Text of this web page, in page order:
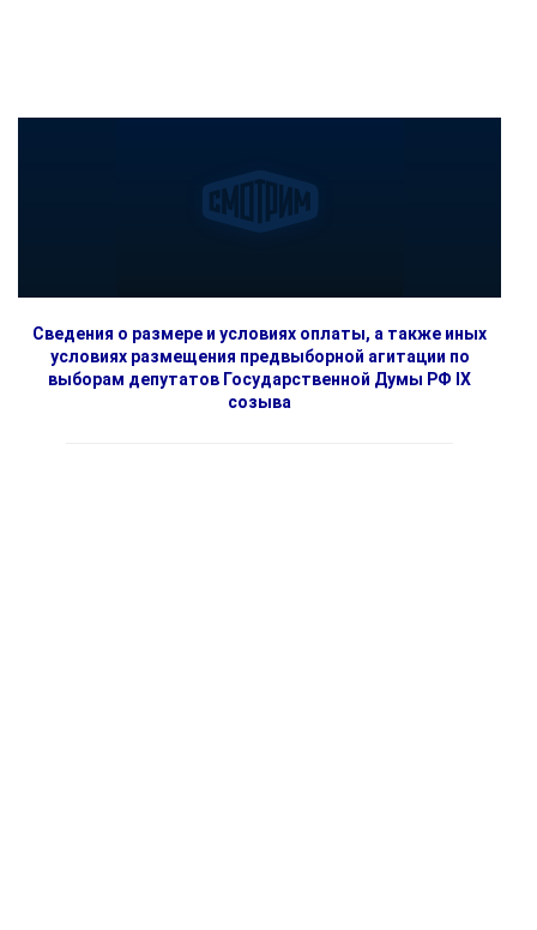
Сведения о размере и условиях оплаты, а также иных
условиях размещения предвыборной агитации по
выборам депутатов Государственной Думы РФ IX
созыва